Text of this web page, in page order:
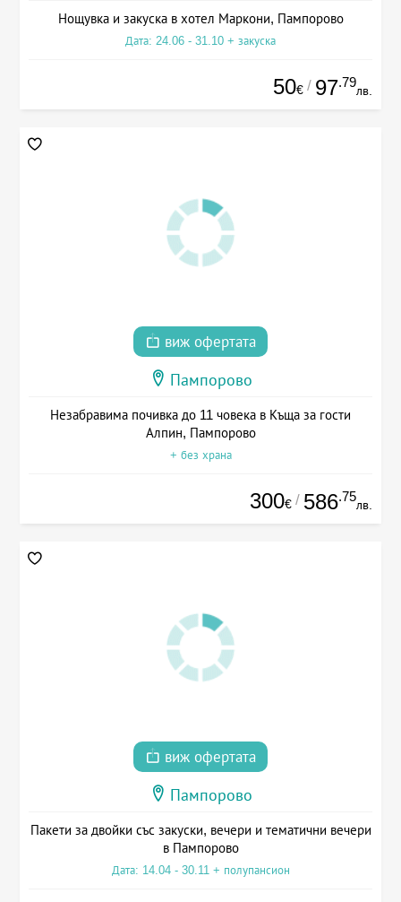
Нощувка и закуска в хотел Маркони, Пампорово
Дата: 24.06 - 31.10 + закуска
50€ / 97.79
лв.
виж офертата
Пампорово
Незабравима почивка до 11 човека в Къща за гости
Алпин, Пампорово
+ без храна
300€ / 586.75
лв.
виж офертата
Пампорово
Пакети за двойки със закуски, вечери и тематични вечери
в Пампорово
Дата: 14.04 - 30.11 + полупансион